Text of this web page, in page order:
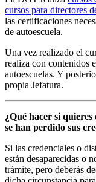
cursos para directores
las certificaciones
de autoescuela.
Una vez realizado el
realiza con contenidos
autoescuelas. Y
propia Jefatura.
¿Qué hacer si
se han perdido sus
Si las credenciales o
están desaparecidas o
trámite, pero deberás